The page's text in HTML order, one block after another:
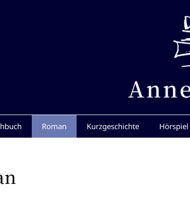
Roman Kurzgeschichte Hörspiel